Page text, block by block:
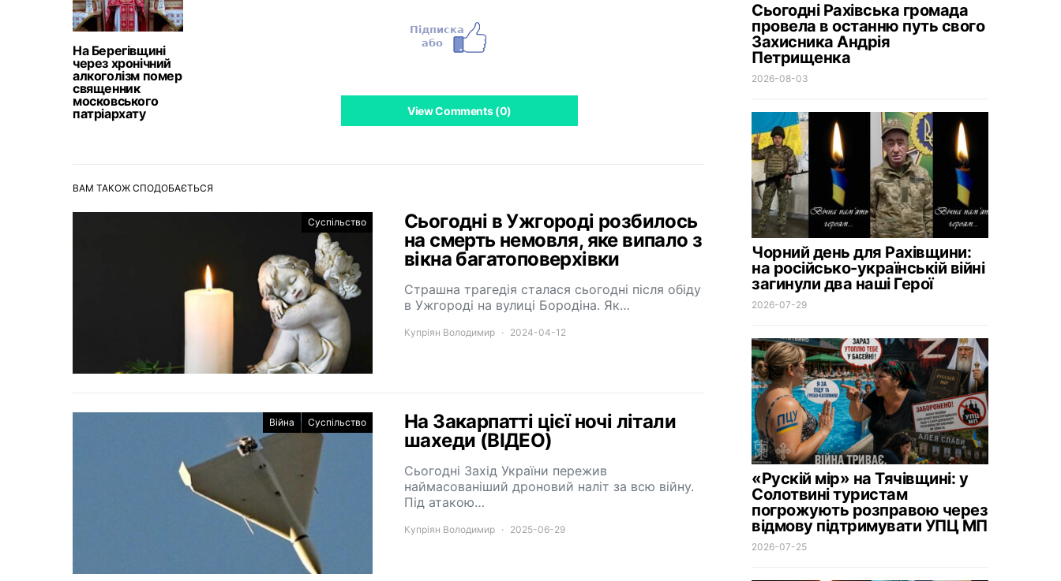
На Берегівщині
через хронічний
алкоголізм помер
священник
московського
патріархату
View Comments (0)
ВАМ ТАКОЖ СПОДОБАЄТЬСЯ
Суспільство
Сьогодні в Ужгороді розбилось
на смерть немовля, яке випало з
вікна багатоповерхівки
Страшна трагедія сталася сьогодні після обіду
в Ужгороді на вулиці Бородіна. Як…
Купріян Володимир 2024-04-12
Війна Суспільство
На Закарпатті цієї ночі літали
шахеди (ВІДЕО)
Сьогодні Захід України пережив
наймасованіший дроновий наліт за всю війну.
Під атакою…
Купріян Володимир 2025-06-29
Сьогодні Рахівська громада
провела в останню путь свого
Захисника Андрія
Петрищенка
2026-08-03
Чорний день для Рахівщини:
на російсько-українській війні
загинули два наші Герої
2026-07-29
«Рускій мір» на Тячівщині: у
Солотвині туристам
погрожують розправою через
відмову підтримувати УПЦ МП
2026-07-25